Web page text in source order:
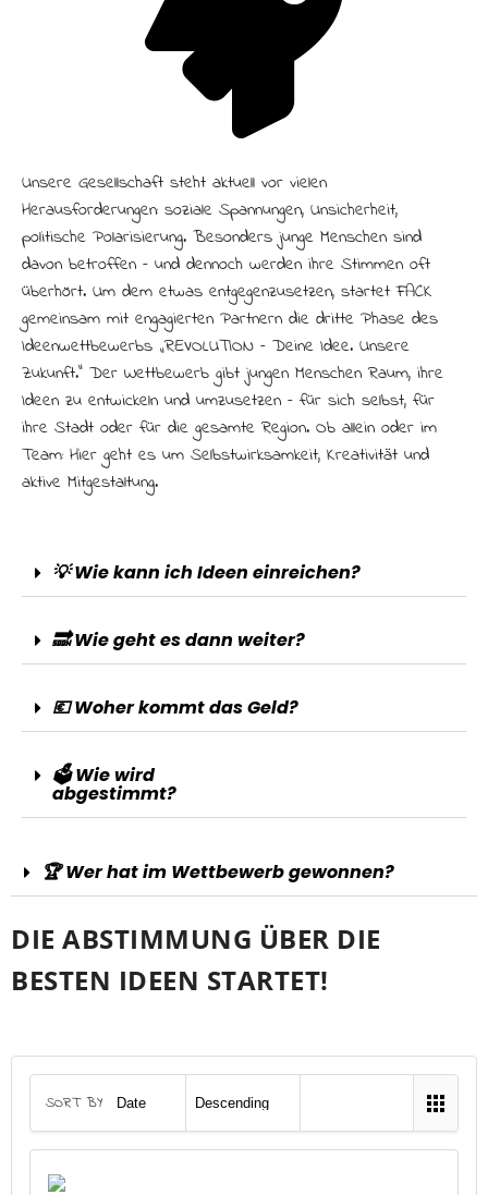
Unsere Gesellschaft steht aktuell vor vielen
Herausforderungen: soziale Spannungen, Unsicherheit,
politische Polarisierung. Besonders junge Menschen sind
davon betroffen – und dennoch werden ihre Stimmen oft
überhört. Um dem etwas entgegenzusetzen, startet FACK
gemeinsam mit engagierten Partnern die dritte Phase des
Ideenwettbewerbs „R:EVOLUTION – Deine Idee. Unsere
Zukunft.“ Der Wettbewerb gibt jungen Menschen Raum, ihre
Ideen zu entwickeln und umzusetzen – für sich selbst, für
ihre Stadt oder für die gesamte Region. Ob allein oder im
Team: Hier geht es um Selbstwirksamkeit, Kreativität und
aktive Mitgestaltung.
💡 Wie kann ich Ideen einreichen?
🔜 Wie geht es dann weiter?
💶 Woher kommt das Geld?
🗳️ Wie wird
abgestimmt?
🏆 Wer hat im Wettbewerb gewonnen?
DIE ABSTIMMUNG ÜBER DIE
BESTEN IDEEN STARTET!
SORT BY